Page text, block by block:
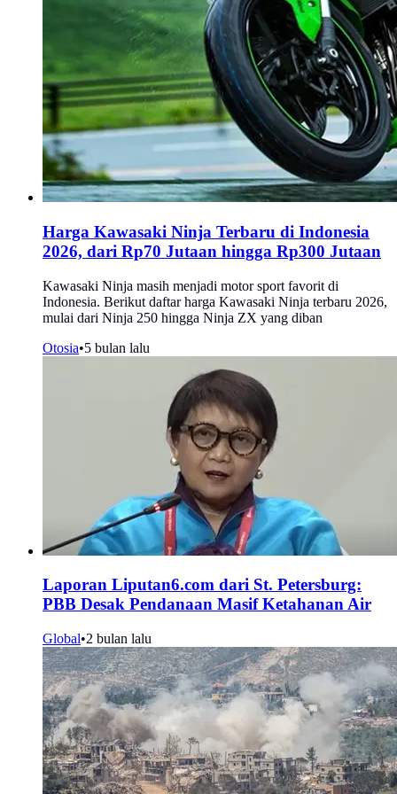
Harga Kawasaki Ninja Terbaru di Indonesia
2026, dari Rp70 Jutaan hingga Rp300 Jutaan
Kawasaki Ninja masih menjadi motor sport favorit di
Indonesia. Berikut daftar harga Kawasaki Ninja terbaru 2026,
mulai dari Ninja 250 hingga Ninja ZX yang diban
Otosia•5 bulan lalu
Laporan Liputan6.com dari St. Petersburg:
PBB Desak Pendanaan Masif Ketahanan Air
Global•2 bulan lalu